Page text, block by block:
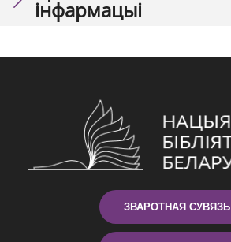
інфармацыі
ЗВАРОТНАЯ СУВЯЗЬ